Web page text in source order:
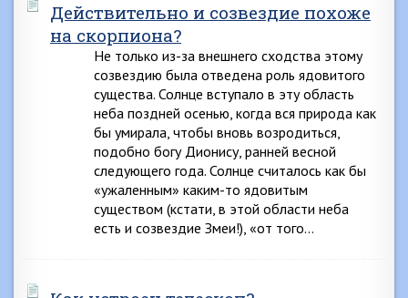
Действительно и созвездие похоже
на скорпиона?
Не только из-за внешнего сходства этому
созвездию была отведена роль ядовитого
существа. Солнце вступало в эту область
неба поздней осенью, когда вся природа как
бы умирала, чтобы вновь возродиться,
подобно богу Дионису, ранней весной
следующего года. Солнце считалось как бы
«ужаленным» каким-то ядовитым
существом (кстати, в этой области неба
есть и созвездие Змеи!), «от того…